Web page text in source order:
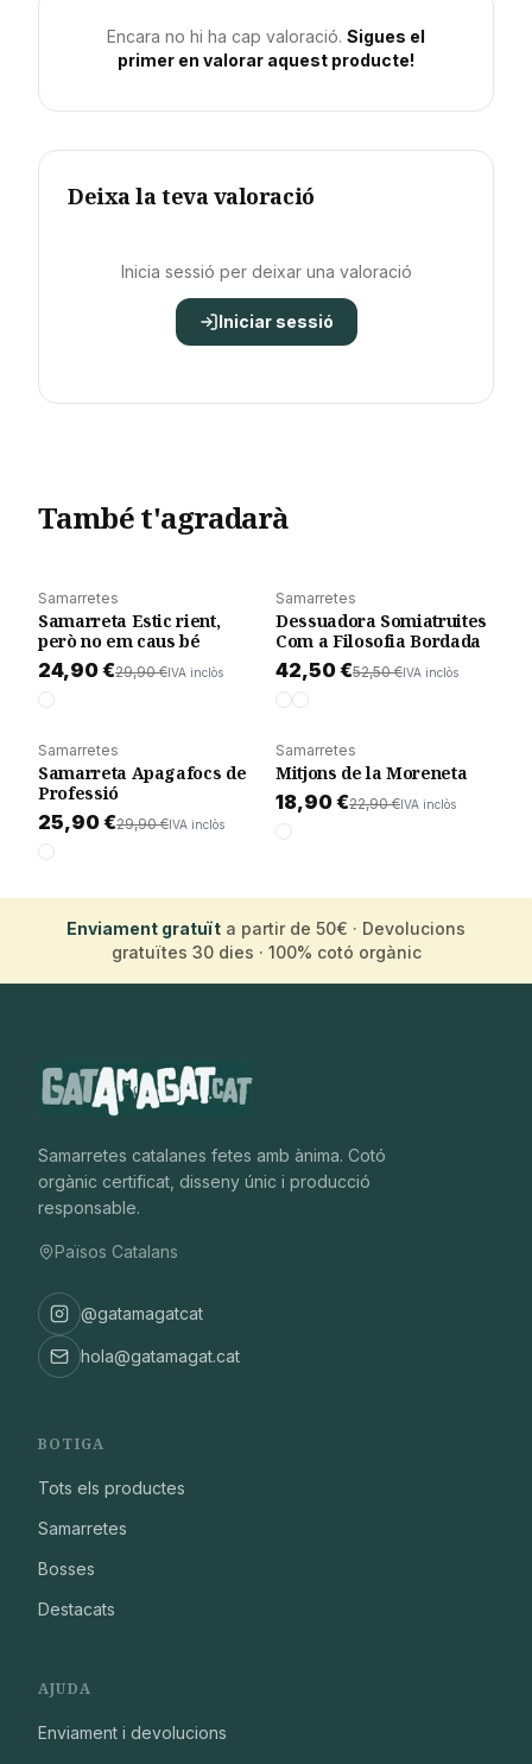
Encara no hi ha cap valoració. Sigues el
primer en valorar aquest producte!
Deixa la teva valoració
Inicia sessió per deixar una valoració
Iniciar sessió
També t'agradarà
POPULAR
-17%
Afegir a la cistella
Samarretes
Samarreta Estic rient,
però no em caus bé
24,90 €29,90 €IVA inclòs
POPULAR
-19%
Afegir a la cistella
Samarretes
Dessuadora Somiatruites
Com a Filosofia Bordada
42,50 €52,50 €IVA inclòs
POPULAR
-13%
Afegir a la cistella
Samarretes
Samarreta Apagafocs de
Professió
25,90 €29,90 €IVA inclòs
POPULAR
-17%
Afegir a la cistella
Samarretes
Mitjons de la Moreneta
18,90 €22,90 €IVA inclòs
Enviament gratuït a partir de 50€ · Devolucions
gratuïtes 30 dies · 100% cotó orgànic
Samarretes catalanes fetes amb ànima. Cotó
orgànic certificat, disseny únic i producció
responsable.
Països Catalans
@gatamagatcat
hola@gatamagat.cat
BOTIGA
Tots els productes
Samarretes
Bosses
Destacats
AJUDA
Enviament i devolucions